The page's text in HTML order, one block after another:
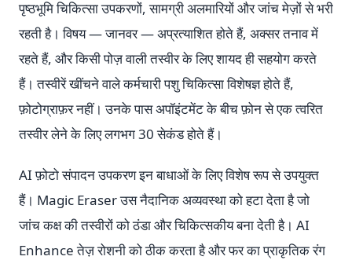
पृष्ठभूमि चिकित्सा उपकरणों, सामग्री अलमारियों और जांच मेज़ों से भरी
रहती है। विषय — जानवर — अप्रत्याशित होते हैं, अक्सर तनाव में
रहते हैं, और किसी पोज़ वाली तस्वीर के लिए शायद ही सहयोग करते
हैं। तस्वीरें खींचने वाले कर्मचारी पशु चिकित्सा विशेषज्ञ होते हैं,
फ़ोटोग्राफ़र नहीं। उनके पास अपॉइंटमेंट के बीच फ़ोन से एक त्वरित
तस्वीर लेने के लिए लगभग 30 सेकंड होते हैं।
AI फ़ोटो संपादन उपकरण इन बाधाओं के लिए विशेष रूप से उपयुक्त
हैं। Magic Eraser उस नैदानिक अव्यवस्था को हटा देता है जो
जांच कक्ष की तस्वीरों को ठंडा और चिकित्सकीय बना देती है। AI
Enhance तेज़ रोशनी को ठीक करता है और फर का प्राकृतिक रंग